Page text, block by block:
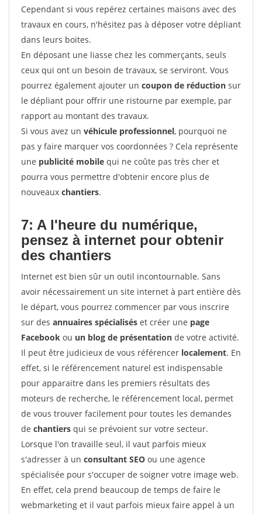
Cependant si vous repérez certaines maisons avec des
travaux en cours, n'hésitez pas à déposer votre dépliant
dans leurs boites.
En déposant une liasse chez les commerçants, seuls
ceux qui ont un besoin de travaux, se serviront. Vous
pourrez également ajouter un coupon de réduction sur
le dépliant pour offrir une ristourne par exemple, par
rapport au montant des travaux.
Si vous avez un véhicule professionnel, pourquoi ne
pas y faire marquer vos coordonnées ? Cela représente
une publicité mobile qui ne coûte pas très cher et
pourra vous permettre d'obtenir encore plus de
nouveaux chantiers.
7: A l'heure du numérique,
pensez à internet pour obtenir
des chantiers
Internet est bien sûr un outil incontournable. Sans
avoir nécessairement un site internet à part entière dès
le départ, vous pourrez commencer par vous inscrire
sur des annuaires spécialisés et créer une page
Facebook ou un blog de présentation de votre activité.
Il peut être judicieux de vous référencer localement. En
effet, si le référencement naturel est indispensable
pour apparaitre dans les premiers résultats des
moteurs de recherche, le référencement local, permet
de vous trouver facilement pour toutes les demandes
de chantiers qui se prévoient sur votre secteur.
Lorsque l'on travaille seul, il vaut parfois mieux
s'adresser à un consultant SEO ou une agence
spécialisée pour s'occuper de soigner votre image web.
En effet, cela prend beaucoup de temps de faire le
webmarketing et il vaut parfois mieux faire appel à un